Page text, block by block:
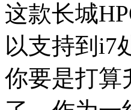
这款长城
以支持到i7
你要是打算